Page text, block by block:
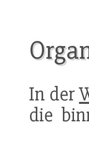
In der
die